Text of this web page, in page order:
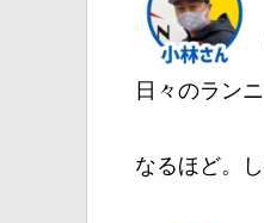
日々のラン
なるほど。